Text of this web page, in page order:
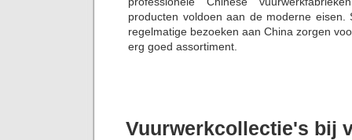
producten voldoen aan de moderne eisen.
regelmatige bezoeken aan China zorgen
erg goed assortiment.
Vuurwerkcollectie's bij